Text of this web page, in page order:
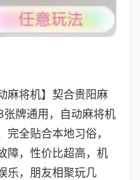
麻将机】契合贵阳麻
牌通用，自动麻将机
全贴合本地习俗，
障，性价比超高，机
乐，朋友相聚玩几